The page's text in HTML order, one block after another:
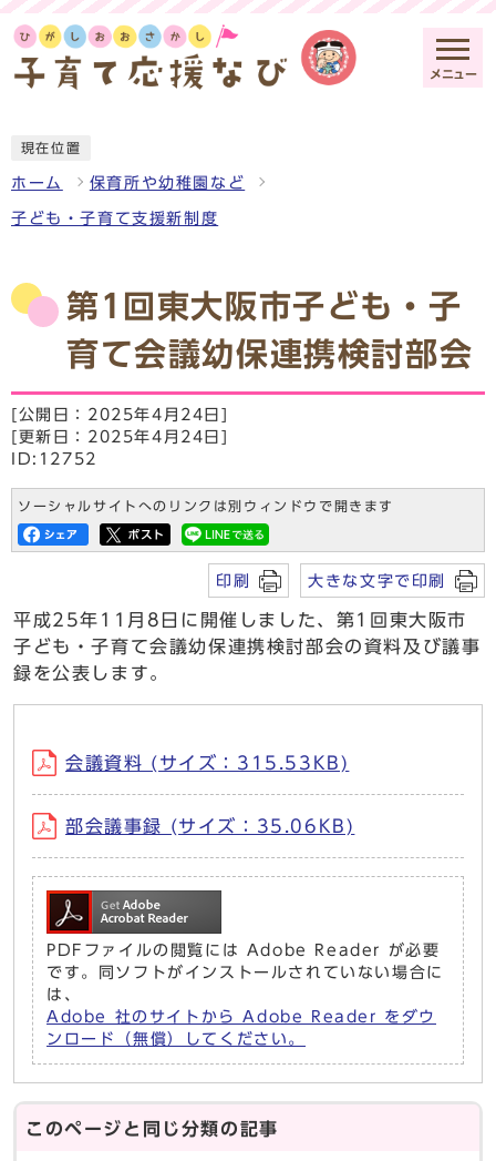
メニュー
現在位置
ホーム 保育所や幼稚園など
子ども・子育て支援新制度
第1回東大阪市子ども・子
育て会議幼保連携検討部会
[公開日：2025年4月24日]
[更新日：2025年4月24日]
ID:12752
ソーシャルサイトへのリンクは別ウィンドウで開きます
印刷 大きな文字で印刷
平成25年11月8日に開催しました、第1回東大阪市
子ども・子育て会議幼保連携検討部会の資料及び議事
録を公表します。
会議資料 (サイズ：315.53KB)
部会議事録 (サイズ：35.06KB)
PDFファイルの閲覧には Adobe Reader が必要
です。同ソフトがインストールされていない場合に
は、
Adobe 社のサイトから Adobe Reader をダウ
ンロード（無償）してください。
このページと同じ分類の記事